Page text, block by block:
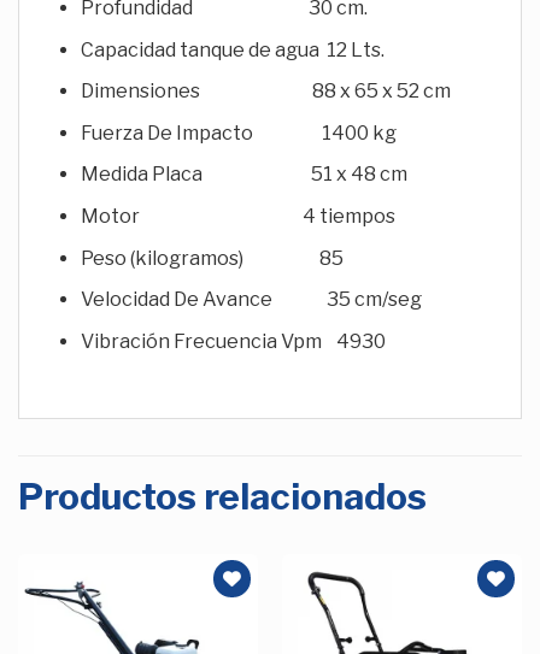
Profundidad 30 cm.
Capacidad tanque de agua 12 Lts.
Dimensiones 88 x 65 x 52 cm
Fuerza De Impacto 1400 kg
Medida Placa 51 x 48 cm
Motor 4 tiempos
Peso (kilogramos) 85
Velocidad De Avance 35 cm/seg
Vibración Frecuencia Vpm 4930
Productos relacionados